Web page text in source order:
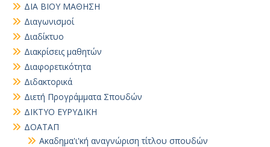
ΔΙΑ ΒΙΟΥ ΜΑΘΗΣΗ
Διαγωνισμοί
Διαδίκτυο
Διακρίσεις μαθητών
Διαφορετικότητα
Διδακτορικά
Διετή Προγράμματα Σπουδών
ΔΙΚΤΥΟ ΕΥΡΥΔΙΚΗ
ΔΟΑΤΑΠ
Ακαδημα'ι'κή αναγνώριση τίτλου σπουδών